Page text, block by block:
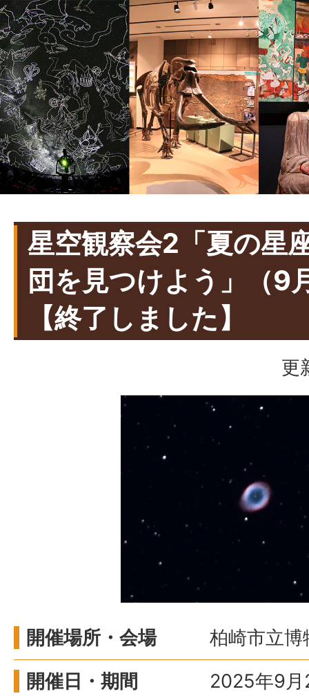
星空観察会2「夏の星
団を見つけよう」（9
【終了しました】
更
開催場所・会場
柏崎市立博
開催日・期間
2025年9月